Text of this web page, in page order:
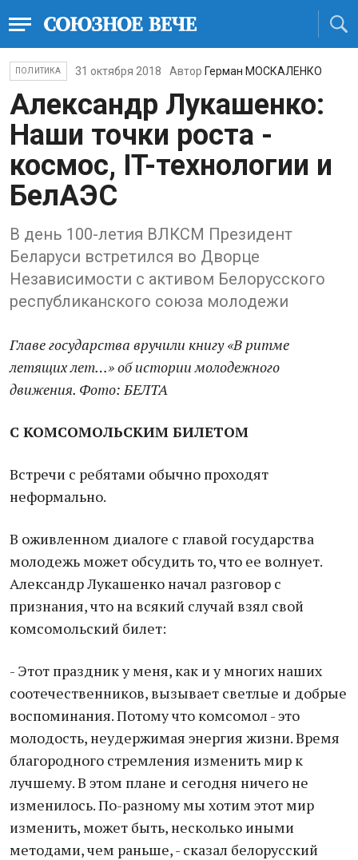
ПОЛИТИКА 31 октября 2018 Автор Герман МОСКАЛЕНКО
Александр Лукашенко:
Наши точки роста -
космос, IT-технологии и
БелАЭС
В день 100-летия ВЛКСМ Президент
Беларуси встретился во Дворце
Независимости с активом Белорусского
республиканского союза молодежи
Главе государства вручили книгу «В ритме
летящих лет…» об истории молодежного
движения. Фото: БЕЛТА
С КОМСОМОЛЬСКИМ БИЛЕТОМ
Встречи с ребятами обычно проходят
неформально.
В оживленном диалоге с главой государства
молодежь может обсудить то, что ее волнует.
Александр Лукашенко начал разговор с
признания, что на всякий случай взял свой
комсомольский билет:
- Этот праздник у меня, как и у многих наших
соотечественников, вызывает светлые и добрые
воспоминания. Потому что комсомол - это
молодость, неудержимая энергия жизни. Время
благородного стремления изменить мир к
лучшему. В этом плане и сегодня ничего не
изменилось. По-разному мы хотим этот мир
изменить, может быть, несколько иными
методами, чем раньше, - сказал белорусский